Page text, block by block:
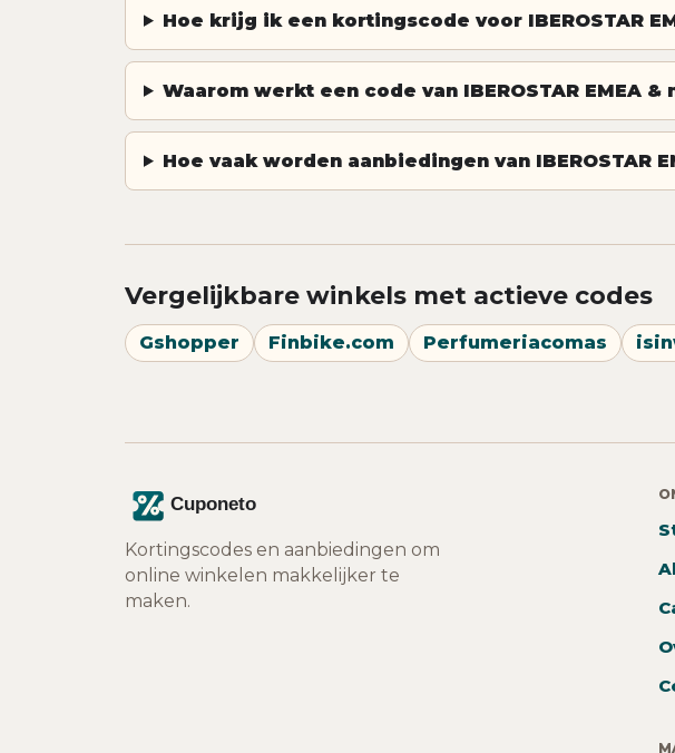
Hoe krijg ik een kortingscode voor IBEROSTAR
Waarom werkt een code van IBEROSTAR EMEA
Hoe vaak worden aanbiedingen van IBEROSTAR
Vergelijkbare winkels met actieve codes
Gshopper Finbike.com Perfumeriacomas
Kortingscodes en aanbiedingen om
online winkelen makkelijker te
maken.